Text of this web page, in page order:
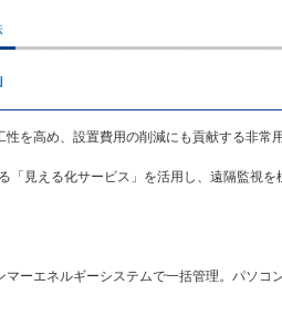
を高め、設置費用の削減にも貢献する非常用
「見える化サービス」を活用し、遠隔監視
ーエネルギーシステムで一括管理。パソ